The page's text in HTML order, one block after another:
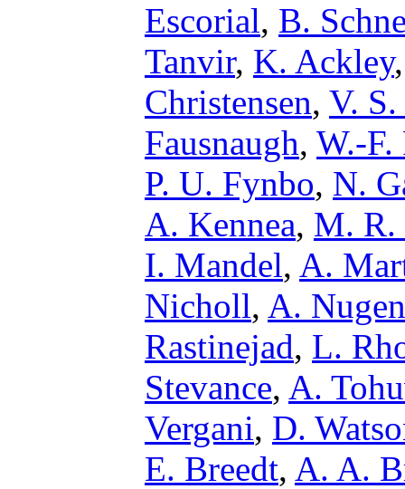
Escorial, B.
Tanvir, K. Ackley
Christensen, V.
Fausnaugh, W.-F.
P. U. Fynbo, N.
A. Kennea, M. R.
I. Mandel, A.
Nicholl, A.
Rastinejad, L.
Stevance, A.
Vergani, D.
E. Breedt, A. A.